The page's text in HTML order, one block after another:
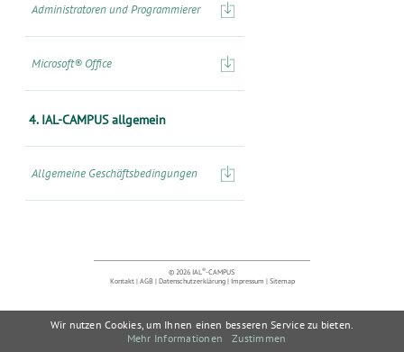
Administratoren und Programmierer
Microsoft® Office
4. IAL-CAMPUS allgemein
Allgemeine Geschäftsbedingungen
© 2026 IAL ®-CAMPUS
Kontakt|AGB|Datenschutzerklärung|Impressum |Sitemap
Wir nutzen Cookies, um Ihnen einen besseren Service zu bieten.
Mehr Informationen
Zustimmen